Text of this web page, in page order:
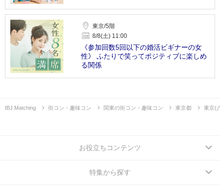
東京/5階
8/8(土) 11:00
《参加回数5回以下の婚活ビギナーの女
性》 ふたりで笑ってポジティブに楽しめ
る関係
IBJ Matching 街コン・趣味コン 関東の街コン・趣味コン 東京都 東京(
お役立ちコンテンツ
特集から探す